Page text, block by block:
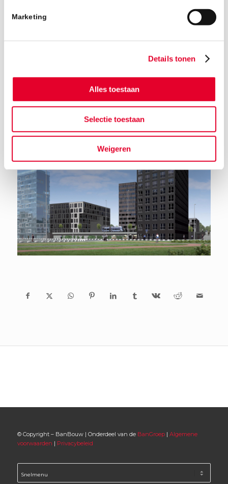
Marketing
Details tonen
Alles toestaan
Selectie toestaan
Weigeren
© Copyright – BanBouw | Onderdeel van de BanGroep| Algemene
voorwaarden | Privacybeleid